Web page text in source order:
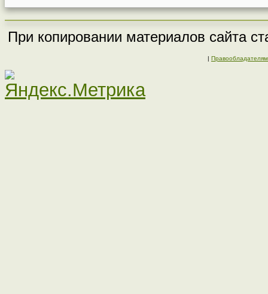
При копировании материалов сайта
| Правообладателям